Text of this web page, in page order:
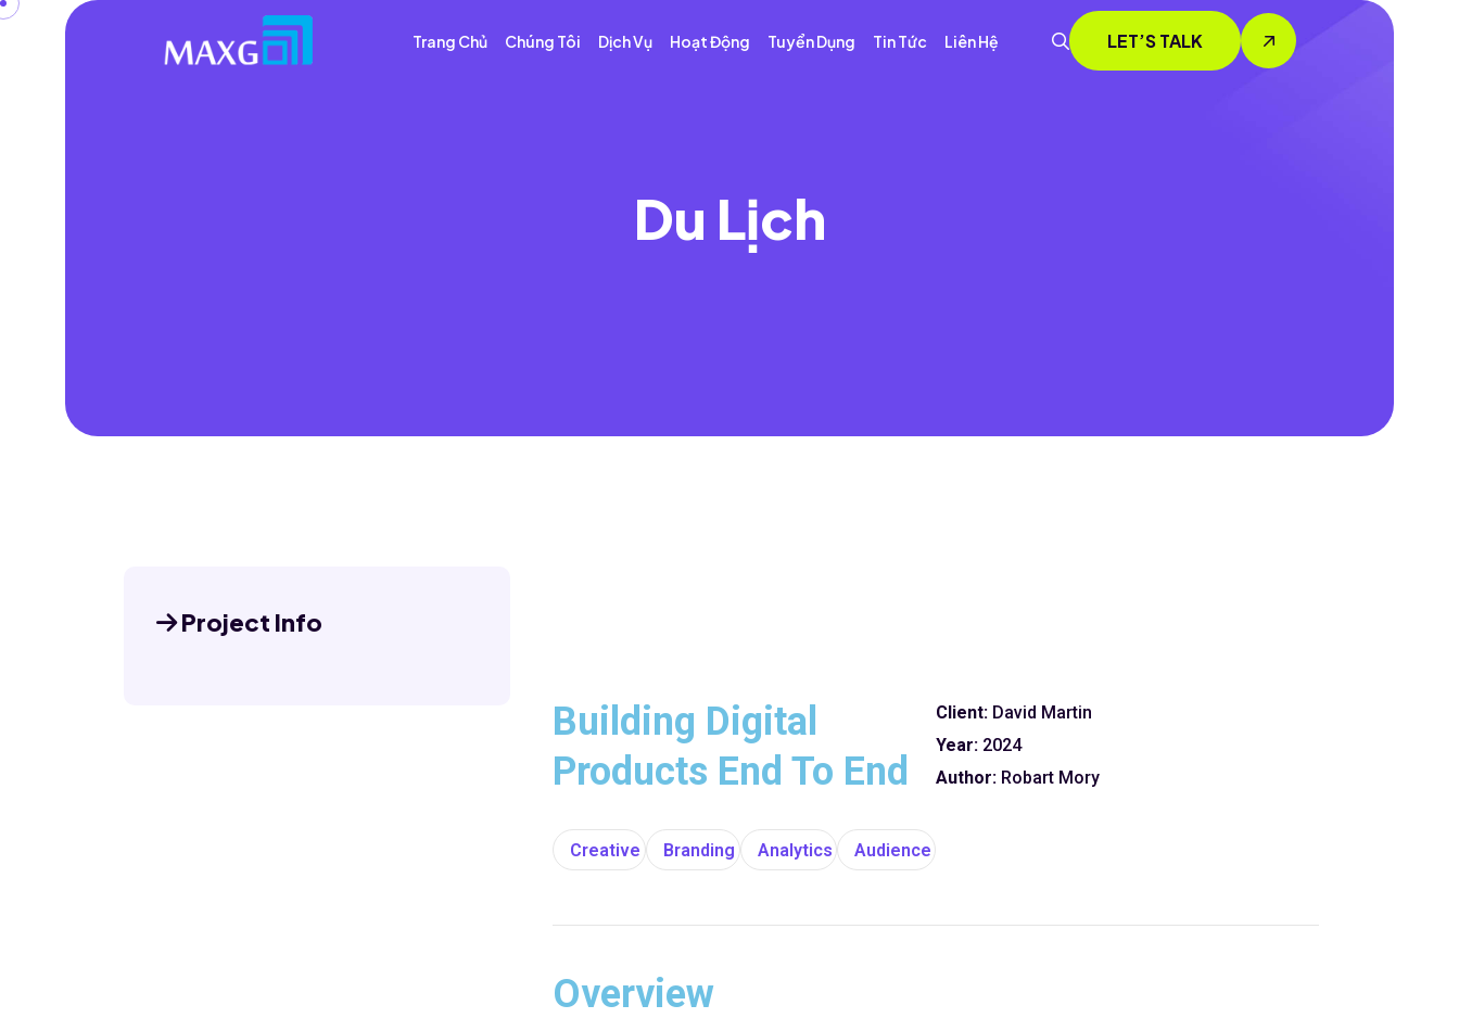
Trang Chủ Chúng Tôi Dịch Vụ Hoạt Động Tuyển Dụng Tin Tức Liên Hệ LET’S TALK
Du Lịch
Project Info
Building Digital
Products End To End
Creative Branding Analytics Audience
Client: David Martin
Year: 2024
Author: Robart Mory
Overview